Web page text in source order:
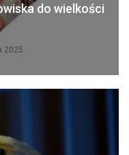
do wielkości
2025